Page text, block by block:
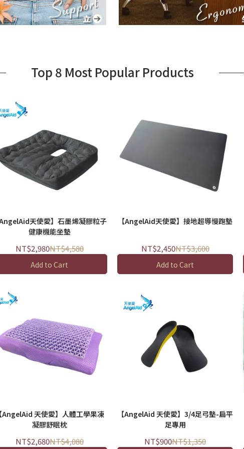
Top 8 Most Popular Products
天使愛】石墨烯凝膠粒子
健康機能坐墊
NT$2,980NT$4,580
Add to Cart
【AngelAid天使愛】接地超導慢跑墊
NT$2,450NT$3,600
Add to Cart
AngelAid 天使愛】人體工學果凍
凝膠舒眠枕
NT$2,680NT$4,080
【AngelAid 天使愛】3/4足弓墊-扁平
足專用
NT$900NT$1,350